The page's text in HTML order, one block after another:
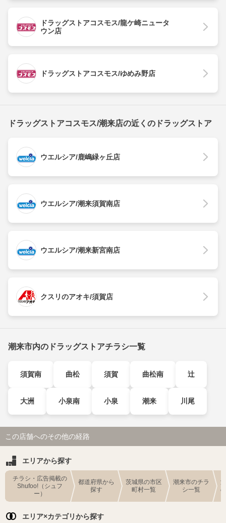
ドラッグストアコスモス/龍ケ崎ニュータ
ウン店
ドラッグストアコスモス/ゆめみ野店
ドラッグストアコスモス/潮来店の近くのドラッグストア
ウエルシア/鹿嶋緑ヶ丘店
ウエルシア/潮来須賀南店
ウエルシア/潮来新宮南店
クスリのアオキ/須賀店
潮来市内のドラッグストアチラシ一覧
須賀南 曲松 須賀 曲松南 辻
大洲 小泉南 小泉 潮来 川尾
この店舗へのその他の経路
エリアから探す
チラシ・広告掲載の
Shufoo!（シュフ
ー）
都道府県から
探す
茨城県の市区
町村一覧
潮来市のチラ
シ一覧
エリア×カテゴリから探す